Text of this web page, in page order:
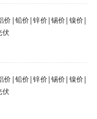
多以稳为主【SMM光
乐观 节后归来镁价
价|铅价|锌价|锡价|镍价|
伏
价|铅价|锌价|锡价|镍价|
伏